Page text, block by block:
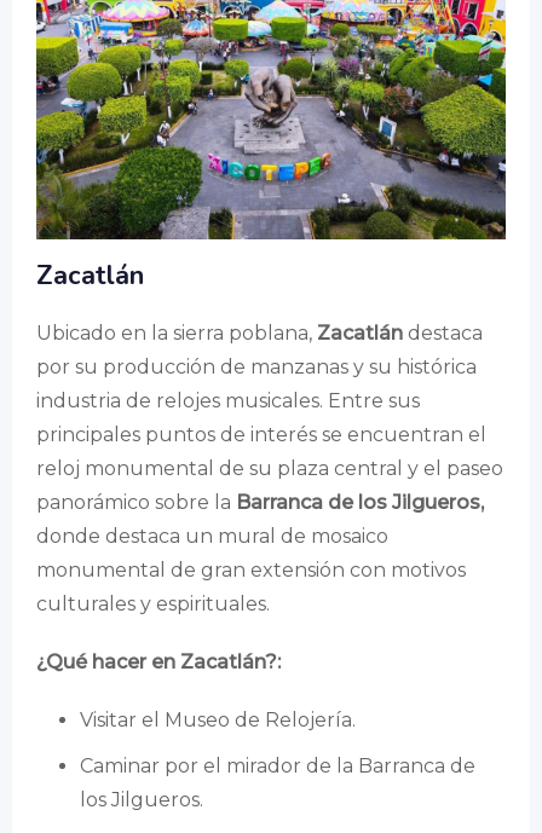
Zacatlán
Ubicado en la sierra poblana, Zacatlán destaca
por su producción de manzanas y su histórica
industria de relojes musicales. Entre sus
principales puntos de interés se encuentran el
reloj monumental de su plaza central y el paseo
panorámico sobre la Barranca de los Jilgueros,
donde destaca un mural de mosaico
monumental de gran extensión con motivos
culturales y espirituales.
¿Qué hacer en Zacatlán?:
Visitar el Museo de Relojería.
Caminar por el mirador de la Barranca de
los Jilgueros.